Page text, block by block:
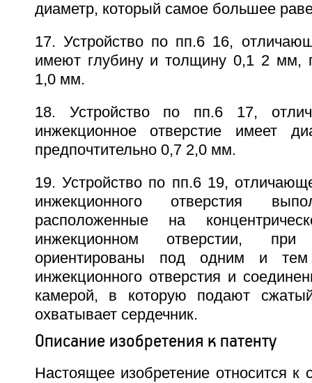
диаметр, который самое большее
17. Устройство по пп.6 16,
имеют глубину и толщину 0,1 2 мм,
1,0 мм.
18. Устройство по пп.6 17,
инжекционное отверстие имеет
предпочтительно 0,7 2,0 мм.
19. Устройство по пп.6 19,
инжекционного отверстия
расположенные на
инжекционном отверстии,
ориентированы под одним и
инжекционного отверстия и
камерой, в которую подают
охватывает сердечник.
Описание изобретения к патенту
Настоящее изобретение относится к